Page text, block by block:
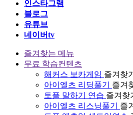
인스타그램
블로그
유튜브
네이버tv
즐겨찾는 메뉴
무료 학습컨텐츠
해커스 보카게임 즐겨찾기
아이엘츠 리딩풀기
즐겨
토플 말하기 연습 즐겨찾
아이엘츠 리스닝풀기
즐